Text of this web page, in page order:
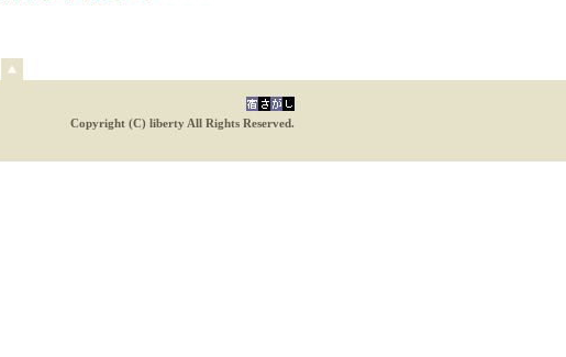
ペ
へ
Copyright (C) liberty All Rights Reserved.